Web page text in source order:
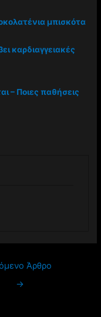
μπισκότα
καρδιαγγειακές
– Ποιες παθήσεις
Άρθρο
→